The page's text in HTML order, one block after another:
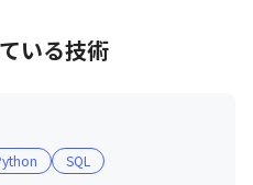
な方が多いです
と事業の拡大を高次元で融
を導入しています
いる技術
SQL